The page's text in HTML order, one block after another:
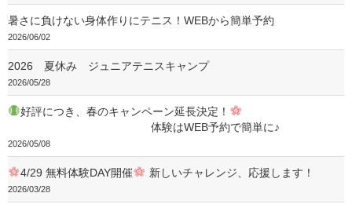
暑さに負けない身体作りにテニス！WEBから簡単予約
2026/06/02
2026 夏休み ジュニアテニスキャンプ
2026/05/28
好評につき、春のキャンペーン延長決定！
体験はWEB予約で簡単に♪
2026/05/08
4/29 無料体験DAY開催 新しいチャレンジ、応援します！
2026/03/28